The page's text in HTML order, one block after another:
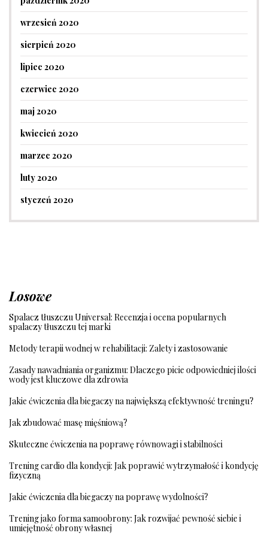
wrzesień 2020
sierpień 2020
lipiec 2020
czerwiec 2020
maj 2020
kwiecień 2020
marzec 2020
luty 2020
styczeń 2020
Losowe
Spalacz tłuszczu Universal: Recenzja i ocena popularnych
spalaczy tłuszczu tej marki
Metody terapii wodnej w rehabilitacji: Zalety i zastosowanie
Zasady nawadniania organizmu: Dlaczego picie odpowiedniej ilości
wody jest kluczowe dla zdrowia
Jakie ćwiczenia dla biegaczy na największą efektywność treningu?
Jak zbudować masę mięśniową?
Skuteczne ćwiczenia na poprawę równowagi i stabilności
Trening cardio dla kondycji: Jak poprawić wytrzymałość i kondycję
fizyczną
Jakie ćwiczenia dla biegaczy na poprawę wydolności?
Trening jako forma samoobrony: Jak rozwijać pewność siebie i
umiejętność obrony własnej